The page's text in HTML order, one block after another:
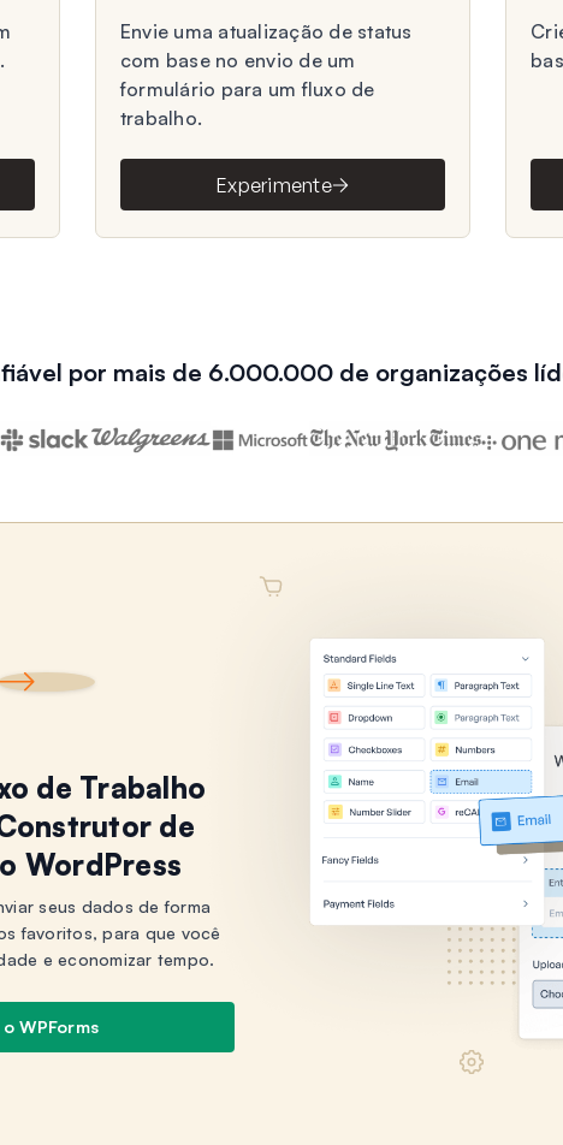
Envie uma atualização de status
com base no envio de um
formulário para um fluxo de
trabalho.
Experimente
por mais de 6.000.000 de organizações
de Trabalho
de
WordPress
seus dados de forma
favoritos, para que você
e economizar tempo.
WPForms